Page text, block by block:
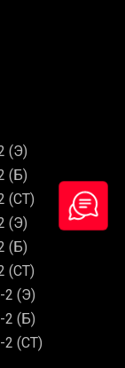
(Э)
(Б)
(СТ)
(Э)
(Б)
(СТ)
2 (Э)
2 (Б)
2 (СТ)